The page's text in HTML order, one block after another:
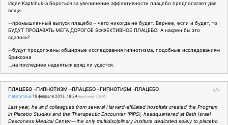
Идея Kaptchuk-а бороться за увеличение эффективности плацебо предполагает две
вещи:
--промышленный выпуск плацебо – чего никогда не будет. Вернее, если и будет, то
БУДУТ ПРОДАВАТЬ МЕГА ДОРОГОЕ ЭФФЕКТИВНОЕ ПЛАЦЕБО! А нахрен бы это
сдалось?
--будут продолжены обширные исследования гипнотизма, подобные исследованиям
Эриксона
…на последнее надеяться вряд ли удастся.
</>
ПЛАЦЕБО –ГИПНОТИЗМ –ПЛАЦЕБО –ГИПНОТИЗМ -ПЛАЦЕБО
metanymous 16 февраля 2013, 16:24 (оригинал в ЖЖ)
Last year, he and colleagues from several Harvard-affiliated hospitals created the Program
in Placebo Studies and the Therapeutic Encounter (PiPS), headquartered at Beth Israel
Deaconess Medical Center—the only multidisciplinary institute dedicated solely to placebo